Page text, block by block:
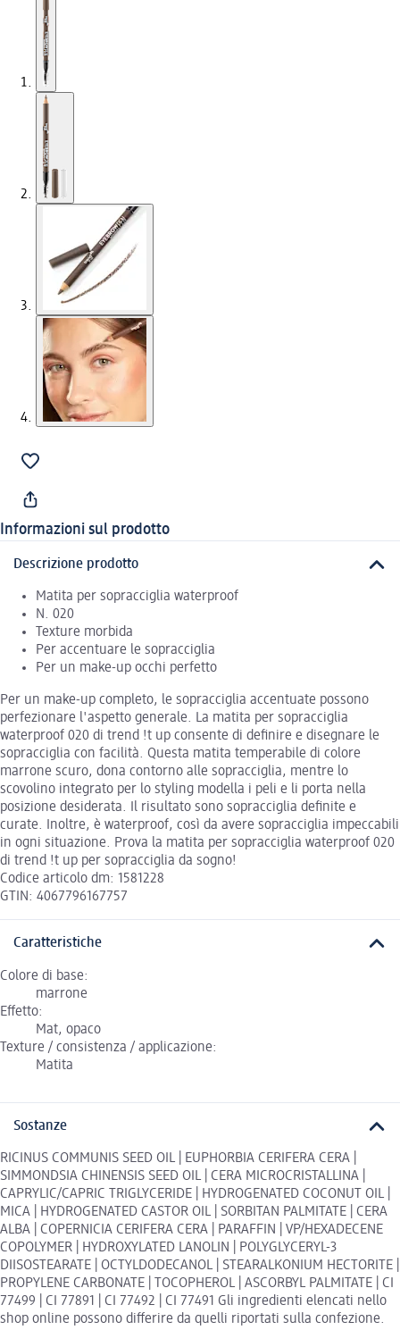
Informazioni sul prodotto
Descrizione prodotto
Matita per sopracciglia waterproof
N. 020
Texture morbida
Per accentuare le sopracciglia
Per un make-up occhi perfetto
Per un make-up completo, le sopracciglia accentuate possono
perfezionare l'aspetto generale. La matita per sopracciglia
waterproof 020 di trend !t up consente di definire e disegnare le
sopracciglia con facilità. Questa matita temperabile di colore
marrone scuro, dona contorno alle sopracciglia, mentre lo
scovolino integrato per lo styling modella i peli e li porta nella
posizione desiderata. Il risultato sono sopracciglia definite e
curate. Inoltre, è waterproof, così da avere sopracciglia impeccabili
in ogni situazione. Prova la matita per sopracciglia waterproof 020
di trend !t up per sopracciglia da sogno!
Codice articolo dm: 1581228
GTIN: 4067796167757
Caratteristiche
Colore di base:
marrone
Effetto:
Mat, opaco
Texture / consistenza / applicazione:
Matita
Sostanze
RICINUS COMMUNIS SEED OIL | EUPHORBIA CERIFERA CERA |
SIMMONDSIA CHINENSIS SEED OIL | CERA MICROCRISTALLINA |
CAPRYLIC/CAPRIC TRIGLYCERIDE | HYDROGENATED COCONUT OIL |
MICA | HYDROGENATED CASTOR OIL | SORBITAN PALMITATE | CERA
ALBA | COPERNICIA CERIFERA CERA | PARAFFIN | VP/HEXADECENE
COPOLYMER | HYDROXYLATED LANOLIN | POLYGLYCERYL-3
DIISOSTEARATE | OCTYLDODECANOL | STEARALKONIUM HECTORITE |
PROPYLENE CARBONATE | TOCOPHEROL | ASCORBYL PALMITATE | CI
77499 | CI 77891 | CI 77492 | CI 77491 Gli ingredienti elencati nello
shop online possono differire da quelli riportati sulla confezione.